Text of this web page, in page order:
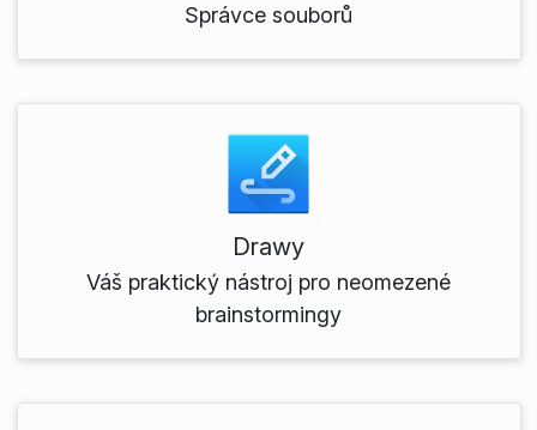
Správce souborů
Drawy
Váš praktický nástroj pro neomezené
brainstormingy